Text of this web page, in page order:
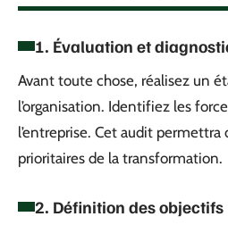
1. Évaluation et
Avant toute chose, réalisez un
l’organisation. Identifiez les
l’entreprise. Cet audit permettra
prioritaires de la transformation.
2. Définition des objectifs